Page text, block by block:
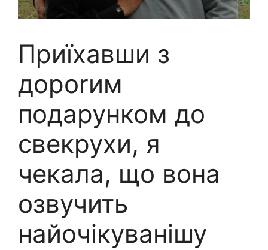
Приїхавши з
дороrим
подарунком до
свекрухи, я
чекала, що вона
озвучить
найочікуванішу